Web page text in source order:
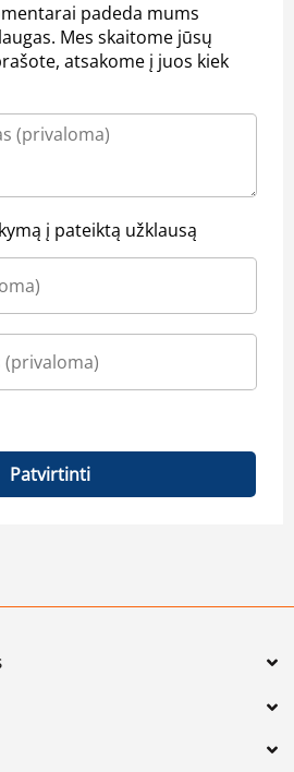
padeda mums
Mes skaitome jūsų
atsakome į juos kiek
į pateiktą užklausą
Patvirtinti